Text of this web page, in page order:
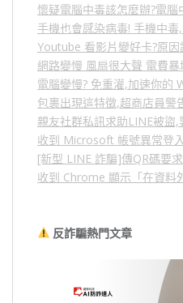
懷疑電腦中毒該怎麼辦?電腦
手機也會感染病毒! 手機中毒
Youtube 看影片變好卡?原因
網路變慢 風扇很大聲 電費
電腦變慢? 免重灌,加速你的
包裹出現這特徵,超商店員警
親友社群私訊求助LINE被盜
收到 Microsoft 帳號異常登
[新型 LINE 詐騙]傳QR碼要
收到 Chrome 顯示「在資料
反詐騙熱門文章